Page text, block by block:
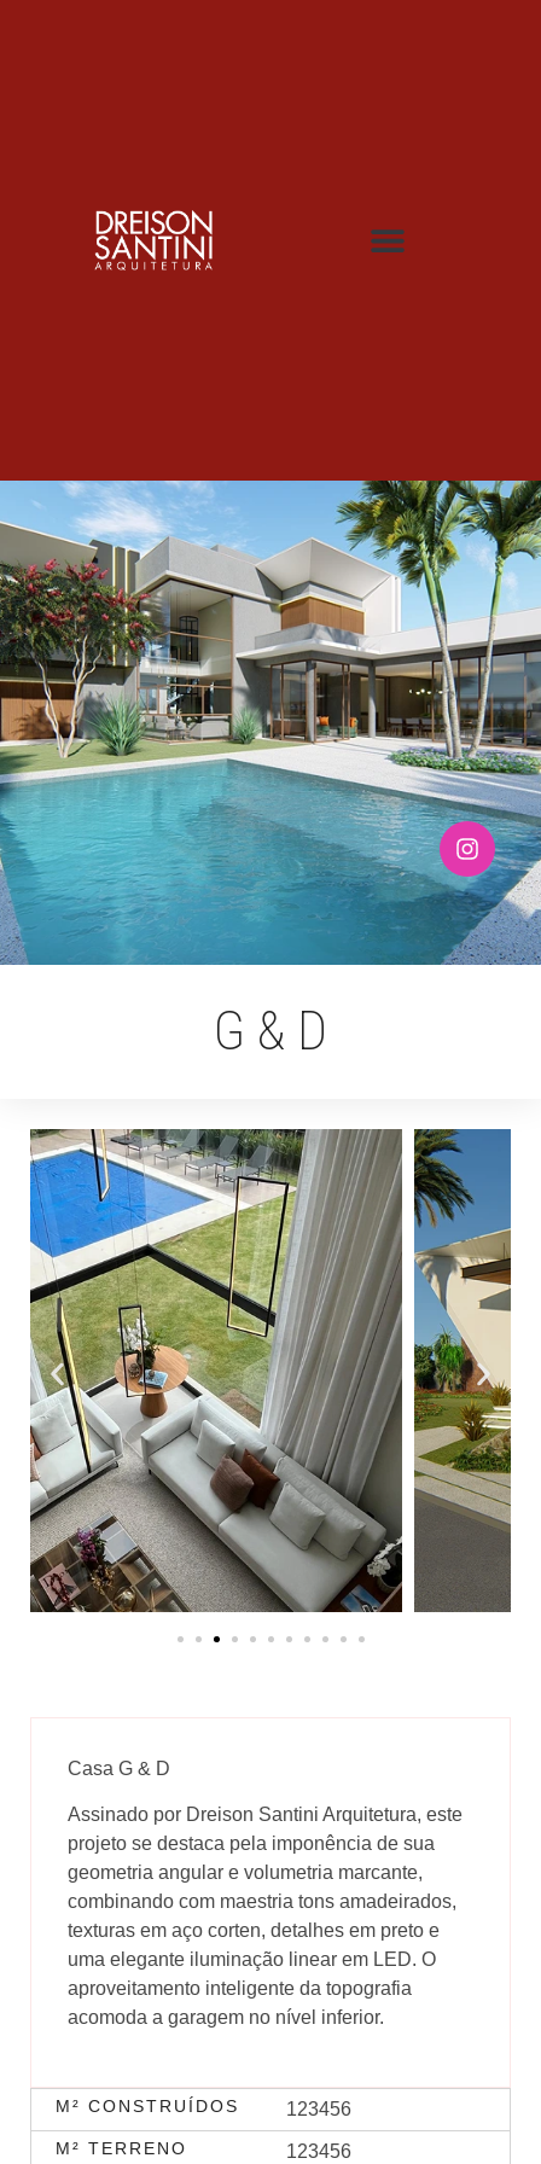
G & D
Casa G & D
Assinado por Dreison Santini Arquitetura, este
projeto se destaca pela imponência de sua
geometria angular e volumetria marcante,
combinando com maestria tons amadeirados,
texturas em aço corten, detalhes em preto e
uma elegante iluminação linear em LED. O
aproveitamento inteligente da topografia
acomoda a garagem no nível inferior.
M² CONSTRUÍDOS 123456
M² TERRENO 123456